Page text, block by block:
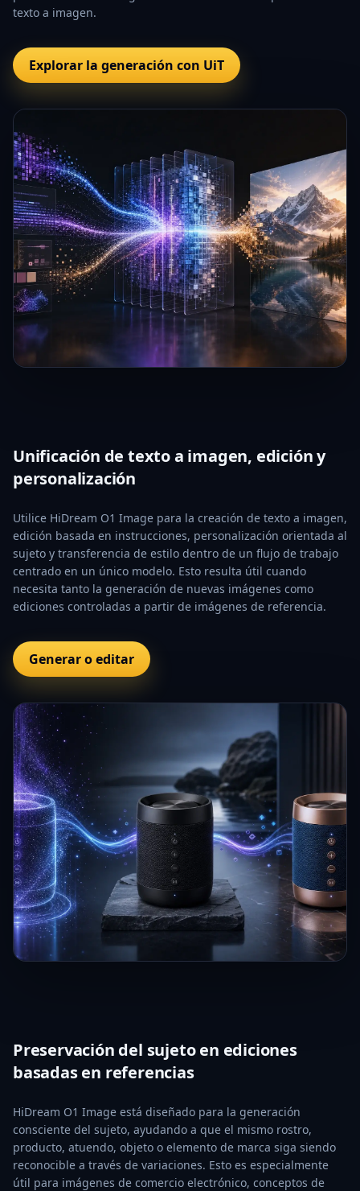
texto a imagen.
Explorar la generación con UiT
Unificación de texto a imagen, edición y
personalización
Utilice HiDream O1 Image para la creación de texto a imagen,
edición basada en instrucciones, personalización orientada al
sujeto y transferencia de estilo dentro de un flujo de trabajo
centrado en un único modelo. Esto resulta útil cuando
necesita tanto la generación de nuevas imágenes como
ediciones controladas a partir de imágenes de referencia.
Generar o editar
Preservación del sujeto en ediciones
basadas en referencias
HiDream O1 Image está diseñado para la generación
consciente del sujeto, ayudando a que el mismo rostro,
producto, atuendo, objeto o elemento de marca siga siendo
reconocible a través de variaciones. Esto es especialmente
útil para imágenes de comercio electrónico, conceptos de